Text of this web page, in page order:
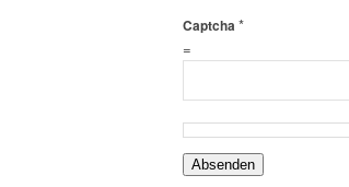
Captcha *
=
Absenden